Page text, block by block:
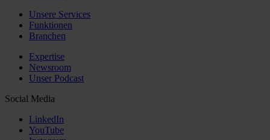
Unsere Services
Funktionen
Branchen
Expertise
Newsroom
Unser Podcast
Social Media
LinkedIn
YouTube